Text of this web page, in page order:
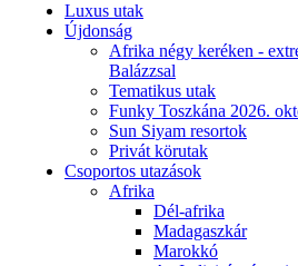
Luxus utak
Újdonság
Afrika négy keréken -
Balázzsal
Tematikus utak
Funky Toszkána 2026.
Sun Siyam resortok
Privát körutak
Csoportos utazások
Afrika
Dél-afrika
Madagaszkár
Marokkó